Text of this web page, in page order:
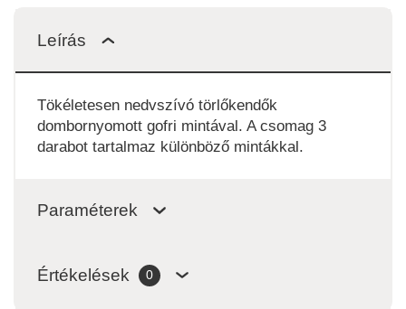
Leírás
Tökéletesen nedvszívó törlőkendők
dombornyomott gofri mintával. A csomag 3
darabot tartalmaz különböző mintákkal.
Paraméterek
Értékelések 0